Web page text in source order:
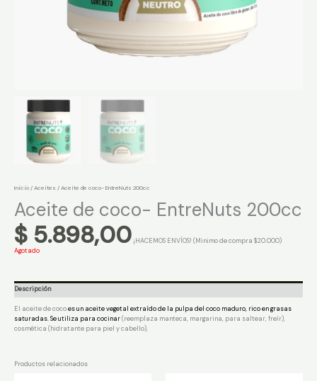
Inicio/Aceites / Aceite de coco- EntreNuts 200cc
Aceite de coco- EntreNuts 200cc
$ 5.898,00 ¡HACEMOS ENVÍOS! (Minimo de compra $20.000)
Agotado
Descripción
El aceite de cocoes un aceite vegetal extraído de la pulpa del coco maduro, rico en grasas
saturadas. Se utiliza para cocinar(reemplaza manteca, margarina, para saltear, freír),
cosmética (hidratante para piel y cabello),
Productos relacionados